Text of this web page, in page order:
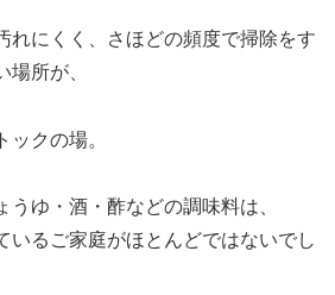
れにくく、さほどの頻度で掃除をす
場所が、
ックの場。
うゆ・酒・酢などの調味料は、
いるご家庭がほとんどではないでし